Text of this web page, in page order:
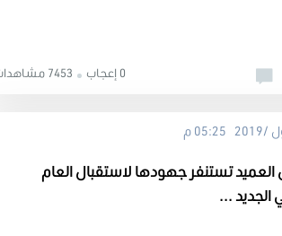
7453 مشاهدات 0 إعجاب
تستنفر جهودها لاستقبال العام
الجديد ...